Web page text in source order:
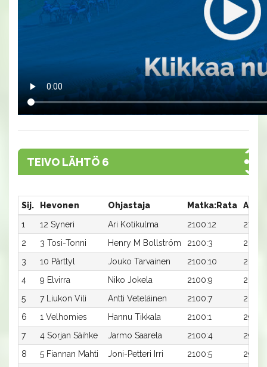
TEIVO LÄHTÖ 6
Sij. Hevonen Ohjastaja Matka:Rata
Aika
1
12 Syneri Ari Kotikulma 2100:12
27,9a
2
3 Tosi-Tonni Henry M Bollström 2100:3
28,1a
3
10 Pärttyl Jouko Tarvainen 2100:10
28,5a
4
9 Elvirra Niko Jokela 2100:9
28,5a
5
7 Liukon Vili Antti Veteläinen 2100:7
6
1 Velhomies Hannu Tikkala 2100:1
29,0a
7
4 Sorjan Säihke Jarmo Saarela 2100:4
29,3ax
8
5 Fiannan Mahti Joni-Petteri Irri 2100:5
29,8a